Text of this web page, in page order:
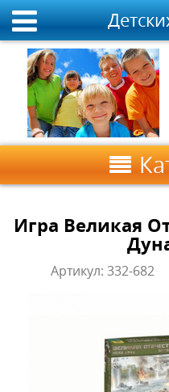
Игра Великая
Артикул: 332-682